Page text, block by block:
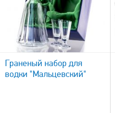
Граненый набор для
водки "Мальцевский"
быстрый просмотр